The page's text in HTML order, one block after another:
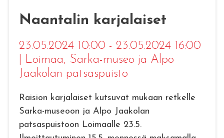
Naantalin karjalaiset
23.05.2024 10:00 - 23.05.2024 16:00
Loimaa, Sarka-museo ja Alpo
Jaakolan patsaspuisto
Raision karjalaiset kutsuvat mukaan retkelle
Sarka-museoon ja Alpo Jaakolan
patsaspuistoon Loimaalle 23.5.